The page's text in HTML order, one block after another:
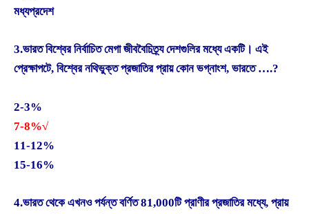
মধ্যপ্রদেশ
3.ভারত বিশ্বের নির্বাচিত মেগা জীববৈচিত্র্য দেশগুলির মধ্যে একটি। এই
প্রেক্ষাপটে, বিশ্বের নথিভুক্ত প্রজাতির প্রায় কোন ভগ্নাংশ, ভারতে ….?
2-3%
7-8%√
11-12%
15-16%
4.ভারত থেকে এখনও পর্যন্ত বর্ণিত 81,000টি প্রাণীর প্রজাতির মধ্যে, প্রায়